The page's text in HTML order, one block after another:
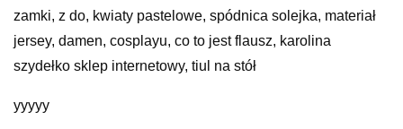
zamki, z do, kwiaty pastelowe, spódnica solejka, materiał
jersey, damen, cosplayu, co to jest flausz, karolina
szydełko sklep internetowy, tiul na stół
yyyyy